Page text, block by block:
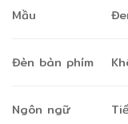
Mầu
Đèn bàn phím
Ngôn ngữ